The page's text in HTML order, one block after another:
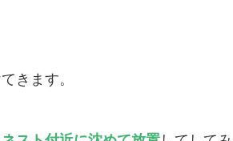
きます。